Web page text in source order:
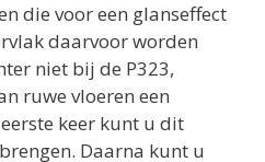
die voor een glanseffect
daarvoor worden
niet bij de P323,
ruwe vloeren een
keer kunt u dit
Daarna kunt u